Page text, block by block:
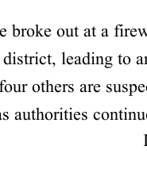
broke out at a
leading to
others are